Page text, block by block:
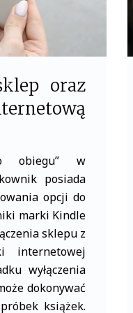
oraz
obiegu” w
posiada
opcji do
marki Kindle
sklepu z
internetowej
wyłączenia
dokonywać
książek.